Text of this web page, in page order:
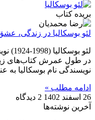
بریده کتاب
لئو بوسکالیا در زندگی،
لئو
در طول عمرش کتاب‌های
نویسندگی نام بوسکالیا به
ادامه مطلب »
26 اسفند 1402
2 دیدگاه
آخرین نوشته‌ها